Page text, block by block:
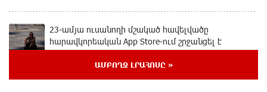
23-ամյա ուսանողի մշակած հավելվածը
հարավկորեական App Store-ում շրջանցել է
նույնիսկ Google Maps-ը
ԱՄԲՈՂՋ ԼՐԱՀՈՍԸ »